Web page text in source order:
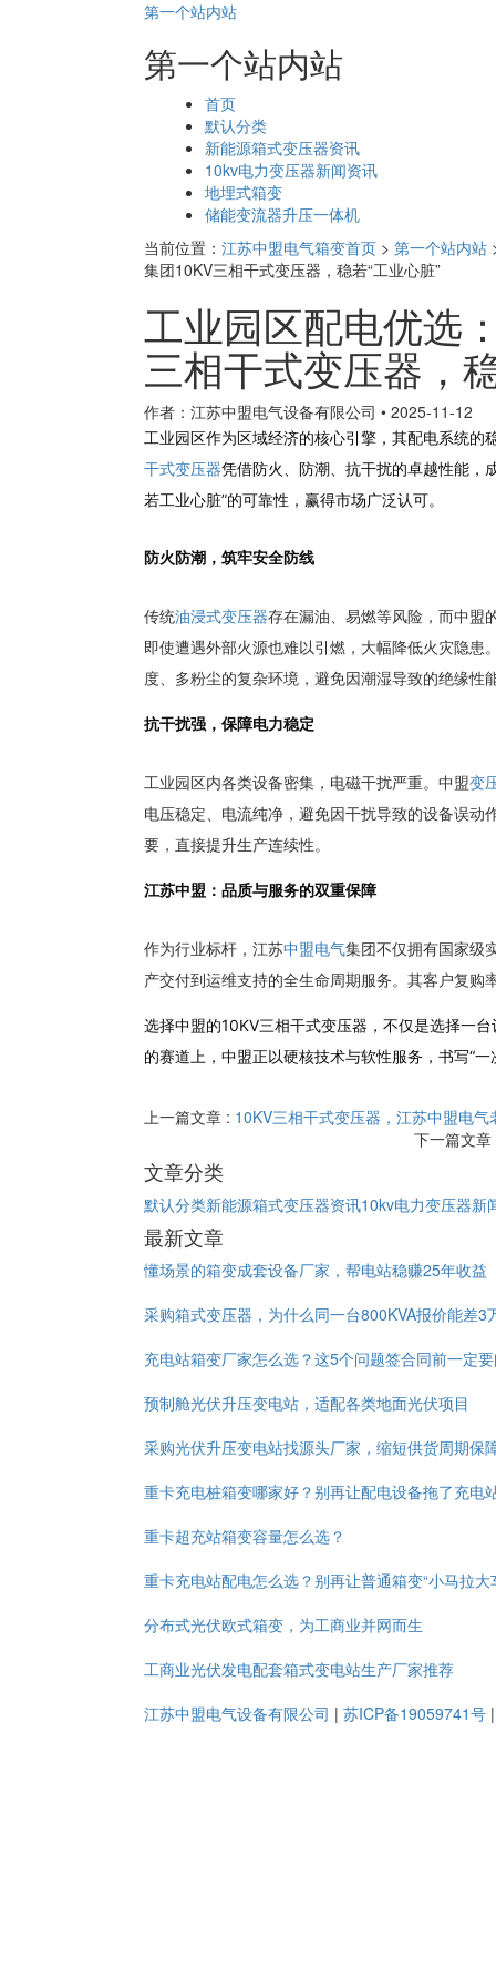
第一个站内站
第一个站内站
首页
默认分类
新能源箱式变压器资讯
10kv电力变压器新闻资讯
地埋式箱变
储能变流器升压一体机
当前位置： 江苏中盟电气箱变首页 > 第一个站内站
集团10KV三相干式变压器，稳若“工业心脏”
工业园区配电优选
三相干式变压器，
作者：江苏中盟电气设备有限公司 • 2025-11-12
工业园区作为区域经济的核心引擎，其配电系统
干式变压器凭借防火、防潮、抗干扰的卓越性能，
若工业心脏”的可靠性，赢得市场广泛认可。
防火防潮，筑牢安全防线
传统油浸式变压器存在漏油、易燃等风险，而中盟
即使遭遇外部火源也难以引燃，大幅降低火灾隐
度、多粉尘的复杂环境，避免因潮湿导致的绝缘性
抗干扰强，保障电力稳定
工业园区内各类设备密集，电磁干扰严重。中盟变
电压稳定、电流纯净，避免因干扰导致的设备误
要，直接提升生产连续性。
江苏中盟：品质与服务的双重保障
作为行业标杆，江苏中盟电气集团不仅拥有国家级
产交付到运维支持的全生命周期服务。其客户复购
选择中盟的10KV三相干式变压器，不仅是选择一
的赛道上，中盟正以硬核技术与软性服务，书写“
上一篇文章 : 10KV三相干式变压器，江苏中盟电
下一篇文
文章分类
默认分类新能源箱式变压器资讯10kv电力变压器新
最新文章
懂场景的箱变成套设备厂家，帮电站稳赚25年收益
采购箱式变压器，为什么同一台800KVA报价能差3
充电站箱变厂家怎么选？这5个问题签合同前一定
预制舱光伏升压变电站，适配各类地面光伏项目
采购光伏升压变电站找源头厂家，缩短供货周期保
重卡充电桩箱变哪家好？别再让配电设备拖了充电
重卡超充站箱变容量怎么选？
重卡充电站配电怎么选？别再让普通箱变“小马拉大
分布式光伏欧式箱变，为工商业并网而生
工商业光伏发电配套箱式变电站生产厂家推荐
江苏中盟电气设备有限公司 | 苏ICP备19059741号